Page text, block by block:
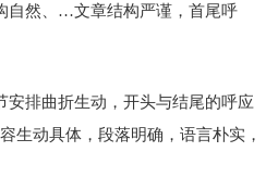
自然、…文章结构严谨，首尾呼
安排曲折生动，开头与结尾的呼应
生动具体，段落明确，语言朴实，